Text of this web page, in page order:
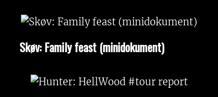
Skøv: Family feast (minidokument)